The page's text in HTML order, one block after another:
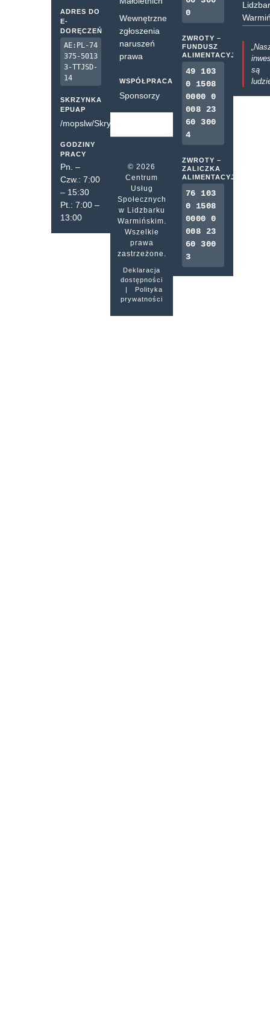
ADRES DO
E-
DORĘCZEŃ
AE:PL-74
375-5013
3-TTJSD-
14
SKRZYNKA
EPUAP
/mopslw/SkrytkaESP
GODZINY
PRACY
Pn. –
Czw.: 7:00
– 15:30
Pt.: 7:00 –
13:00
Wewnętrzne
zgłoszenia
naruszeń
prawa
WSPÓŁPRACA
Sponsorzy
© 2026
Centrum
Usług
Społecznych
w Lidzbarku
Warmińskim.
Wszelkie
prawa
zastrzeżone.
Deklaracja
dostępności
|
Polityka
prywatności
0
ZWROTY –
FUNDUSZ
ALIMENTACYJNY
49 103
0 1508
0000 0
008 23
60 300
4
ZWROTY –
ZALICZKA
ALIMENTACYJNA
76 103
0 1508
0000 0
008 23
60 300
3
są